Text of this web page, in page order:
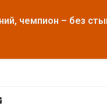
чемпион – без